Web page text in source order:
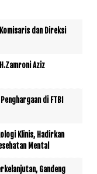
dan Direksi
Aziz
di FTBI
Klinis, Hadirkan
Mental
Gandeng